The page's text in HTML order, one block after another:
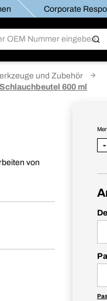
Corporate
und Zubehör
600 ml
von
-